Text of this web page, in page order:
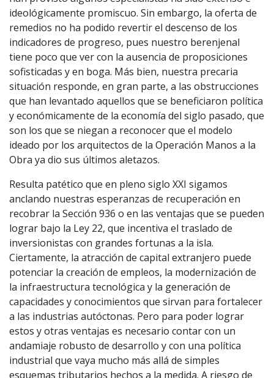
ideológicamente promiscuo. Sin embargo, la oferta de
remedios no ha podido revertir el descenso de los
indicadores de progreso, pues nuestro berenjenal
tiene poco que ver con la ausencia de proposiciones
sofisticadas y en boga. Más bien, nuestra precaria
situación responde, en gran parte, a las obstrucciones
que han levantado aquellos que se beneficiaron política
y económicamente de la economía del siglo pasado, que
son los que se niegan a reconocer que el modelo
ideado por los arquitectos de la Operación Manos a la
Obra ya dio sus últimos aletazos.
Resulta patético que en pleno siglo XXI sigamos
anclando nuestras esperanzas de recuperación en
recobrar la Sección 936 o en las ventajas que se pueden
lograr bajo la Ley 22, que incentiva el traslado de
inversionistas con grandes fortunas a la isla.
Ciertamente, la atracción de capital extranjero puede
potenciar la creación de empleos, la modernización de
la infraestructura tecnológica y la generación de
capacidades y conocimientos que sirvan para fortalecer
a las industrias autóctonas. Pero para poder lograr
estos y otras ventajas es necesario contar con un
andamiaje robusto de desarrollo y con una política
industrial que vaya mucho más allá de simples
esquemas tributarios hechos a la medida. A riesgo de